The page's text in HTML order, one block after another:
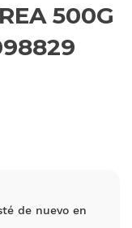
500G
de nuevo en